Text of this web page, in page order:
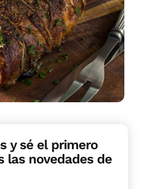
y sé el primero
las novedades de